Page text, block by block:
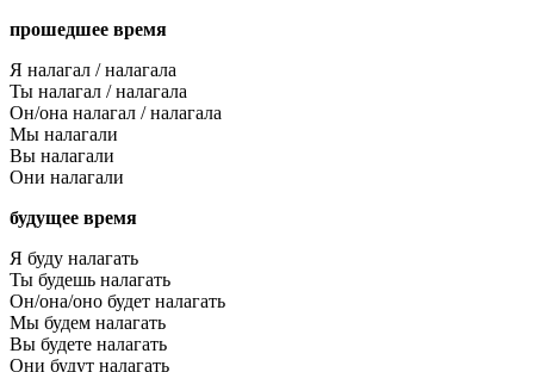
прошедшее время
Я налагал / налагала
Ты налагал / налагала
Он/она налагал / налагала
Мы налагали
Вы налагали
Они налагали
будущее время
Я буду налагать
Ты будешь налагать
Он/она/оно будет налагать
Мы будем налагать
Вы будете налагать
Они будут налагать